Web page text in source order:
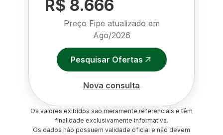
R$ 8.666
Preço Fipe atualizado em
Ago/2026
Pesquisar Ofertas
Nova consulta
Os valores exibidos são meramente referenciais e têm
finalidade exclusivamente informativa.
Os dados não possuem validade oficial e não devem